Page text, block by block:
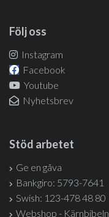
Följ oss
Instagram
Facebook
Youtube
Nyhetsbrev
Stöd arbetet
Ge en gåva
Bankgiro: 5793-7641
Swish: 123-478 48 80
Webshop - Kärnbibeln